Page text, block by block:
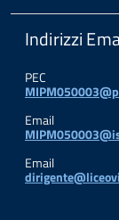
Indirizzi
PEC
Email
Email